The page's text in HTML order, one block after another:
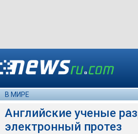
В МИРЕ
Английские ученые
электронный протез